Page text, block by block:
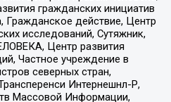
гражданских инициатив
Гражданское действие, Центр
исследований, Сутяжник,
Центр развития
Частное учреждение в
северных стран,
Интернешнл-Р,
Массовой Информации,